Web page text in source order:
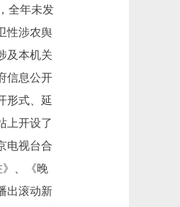
全年未发
性涉农舆
及本机关
信息公开
形式、延
上开设了
电视台合
》、《晚
出滚动新